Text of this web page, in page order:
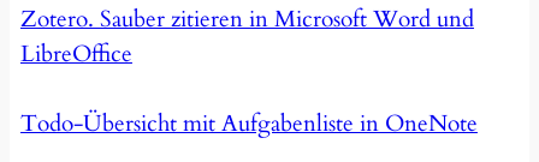
Zotero. Sauber zitieren in Microsoft Word und
LibreOffice
Todo-Übersicht mit Aufgabenliste in OneNote